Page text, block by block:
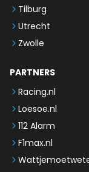
Tilburg
Utrecht
Zwolle
PARTNERS
Racing.nl
Loesoe.nl
112 Alarm
F1max.nl